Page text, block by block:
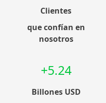
Clientes
que confían en
nosotros
+5.24
Billones USD